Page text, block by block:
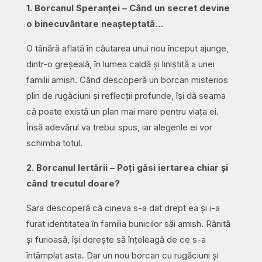
1. Borcanul Speranței – Când un secret devine
o binecuvântare neașteptată…
O tânără aflată în căutarea unui nou început ajunge,
dintr-o greșeală, în lumea caldă și liniștită a unei
familii amish. Când descoperă un borcan misterios
plin de rugăciuni și reflecții profunde, își dă seama
că poate există un plan mai mare pentru viața ei.
Însă adevărul va trebui spus, iar alegerile ei vor
schimba totul.
2. Borcanul Iertării – Poți găsi iertarea chiar și
când trecutul doare?
Sara descoperă că cineva s-a dat drept ea și i-a
furat identitatea în familia bunicilor săi amish. Rănită
și furioasă, își dorește să înțeleagă de ce s-a
întâmplat asta. Dar un nou borcan cu rugăciuni și